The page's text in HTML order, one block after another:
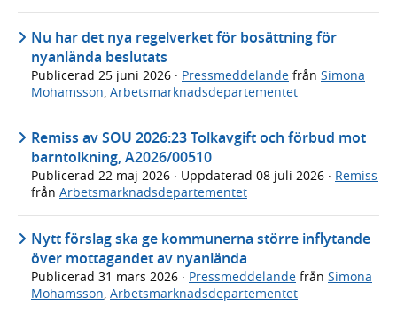
Nu har det nya regelverket för bosättning för
nyanlända beslutats
Publicerad 25 juni 2026 · Pressmeddelande från Simona
Mohamsson Arbetsmarknadsdepartementet
Remiss av SOU 2026:23 Tolkavgift och förbud mot
barntolkning, A2026/00510
Publicerad 22 maj 2026 · Uppdaterad 08 juli 2026 · Remiss
från Arbetsmarknadsdepartementet
Nytt förslag ska ge kommunerna större inflytande
över mottagandet av nyanlända
Publicerad 31 mars 2026 · Pressmeddelande från Simona
Mohamsson, Arbetsmarknadsdepartementet